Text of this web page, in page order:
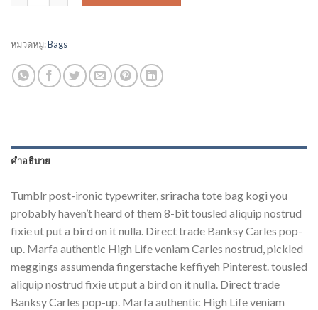
หมวดหมู่:Bags
คำอธิบาย
Tumblr post-ironic typewriter, sriracha tote bag kogi you
probably haven’t heard of them 8-bit tousled aliquip nostrud
fixie ut put a bird on it nulla. Direct trade Banksy Carles pop-
up. Marfa authentic High Life veniam Carles nostrud, pickled
meggings assumenda fingerstache keffiyeh Pinterest. tousled
aliquip nostrud fixie ut put a bird on it nulla. Direct trade
Banksy Carles pop-up. Marfa authentic High Life veniam